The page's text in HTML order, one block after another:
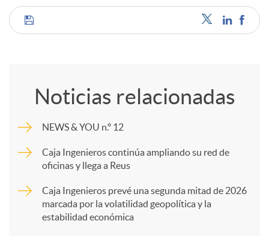
C
m
p
a
Noticias relacionadas
NEWS & YOU n.º 12
Caja Ingenieros continúa ampliando su red de
oficinas y llega a Reus
Caja Ingenieros prevé una segunda mitad de 2026
marcada por la volatilidad geopolítica y la
estabilidad económica